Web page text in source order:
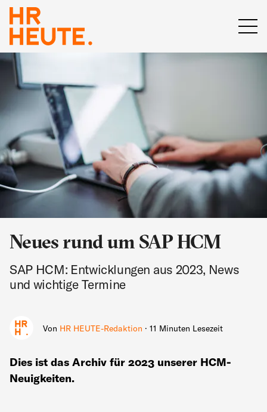
Neues rund um SAP HCM
SAP HCM: Entwicklungen aus 2023, News
und wichtige Termine
Von HR HEUTE-Redaktion · 11 Minuten Lesezeit
Dies ist das Archiv für 2023 unserer HCM-
Neuigkeiten.